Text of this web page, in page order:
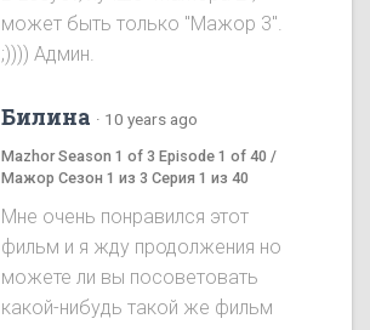
может быть только "Мажор 3".
;)))) Админ.
Билина · 10 years ago
Mazhor Season 1 of 3 Episode 1 of 40 /
Мажор Сезон 1 из 3 Серия 1 из 40
Мне очень понравился этот
фильм и я жду продолжения но
можете ли вы посоветовать
какой-нибудь такой же фильм